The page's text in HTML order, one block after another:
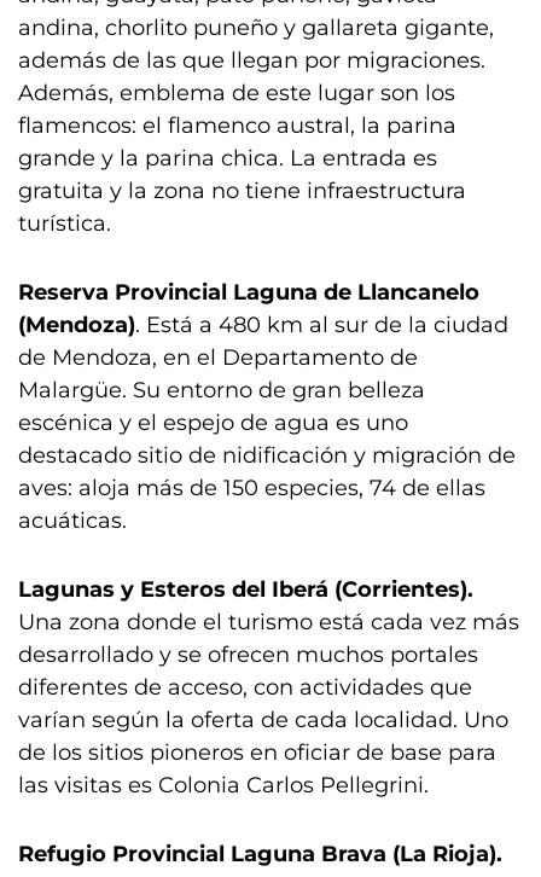
andina, chorlito puneño y gallareta gigante,
además de las que llegan por migraciones.
Además, emblema de este lugar son los
flamencos: el flamenco austral, la parina
grande y la parina chica. La entrada es
gratuita y la zona no tiene infraestructura
turística.
Reserva Provincial Laguna de Llancanelo
(Mendoza). Está a 480 km al sur de la ciudad
de Mendoza, en el Departamento de
Malargüe. Su entorno de gran belleza
escénica y el espejo de agua es uno
destacado sitio de nidificación y migración de
aves: aloja más de 150 especies, 74 de ellas
acuáticas.
Lagunas y Esteros del Iberá (Corrientes).
Una zona donde el turismo está cada vez más
desarrollado y se ofrecen muchos portales
diferentes de acceso, con actividades que
varían según la oferta de cada localidad. Uno
de los sitios pioneros en oficiar de base para
las visitas es Colonia Carlos Pellegrini.
Refugio Provincial Laguna Brava (La Rioja).